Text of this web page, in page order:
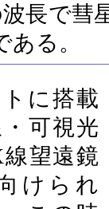
長で彗
る。
に搭載
可視光
望遠鏡
けられ